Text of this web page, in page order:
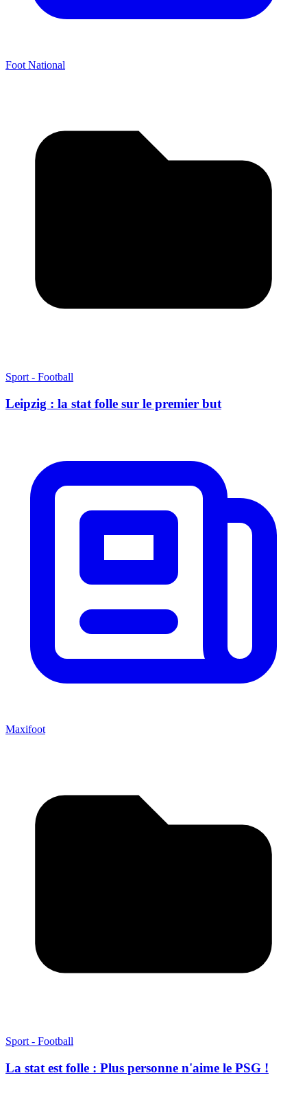
Foot National
Sport - Football
Leipzig : la stat folle sur le premier but
Maxifoot
Sport - Football
La stat est folle : Plus personne n'aime le PSG !